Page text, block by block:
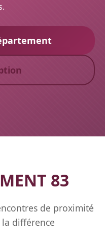
83
de proximité
différence